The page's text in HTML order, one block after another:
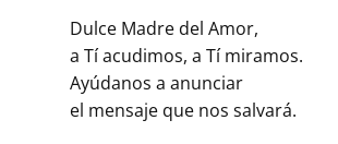
Dulce Madre del Amor,
a Tí acudimos, a Tí miramos.
Ayúdanos a anunciar
el mensaje que nos salvará.